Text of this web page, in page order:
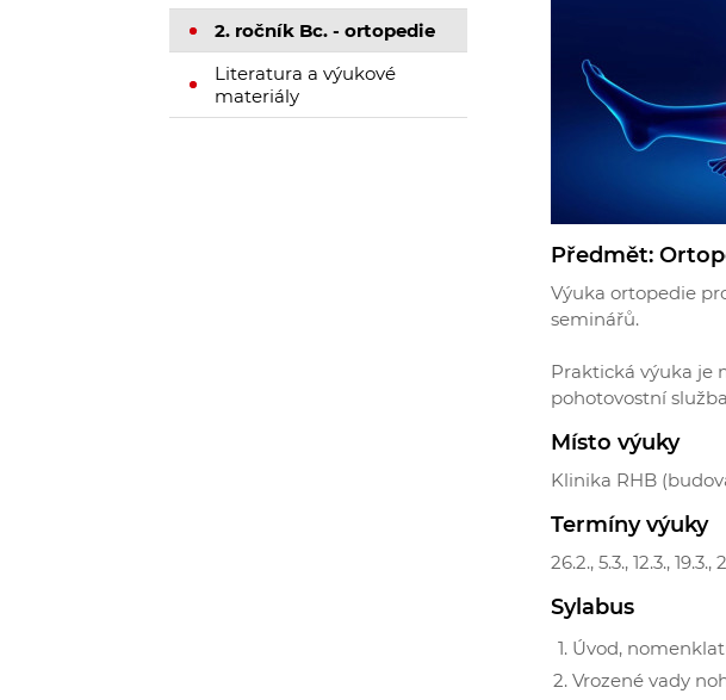
2. ročník Bc. - ortopedie
Literatura a výukové
materiály
Předmět:
Výuka ortopedie
seminářů.
Praktická výuka je
pohotovostní
Místo výuky
Klinika RHB
Termíny výuky
26.2., 5.3., 12.3.,
Sylabus
Úvod,
Vrozené vady